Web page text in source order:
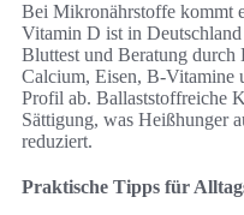
Bei Mikronährstoffe kommt
Vitamin D ist in
Bluttest und Beratung durch
Calcium, Eisen, B-Vitamine
Profil ab. Ballaststoffreiche
Sättigung, was Heißhunger
reduziert.
Praktische Tipps für